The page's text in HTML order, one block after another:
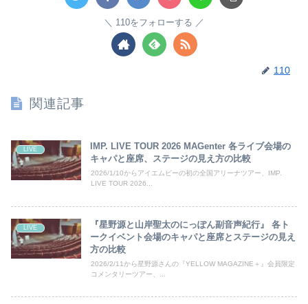
110をフォローする
110
関連記事
LIVE
IMP. LIVE TOUR 2026 MAGenter 各ライブ会場の
キャパと座席、ステージの見え方の比較
2026/1/10からアイエムピーの初の全国アリーナツアー、IMP.
LIVE TOUR 2026...
LIVE
『星野源と山岸聖太のにっぽん副音声紀行』 各ト
ークイベント会場のキャパと座席とステージの見え
方の比較
2026/2/11から星野源さんの『YELLOW MAGAZINE＋』会員限定
コメンタリーツアー、...